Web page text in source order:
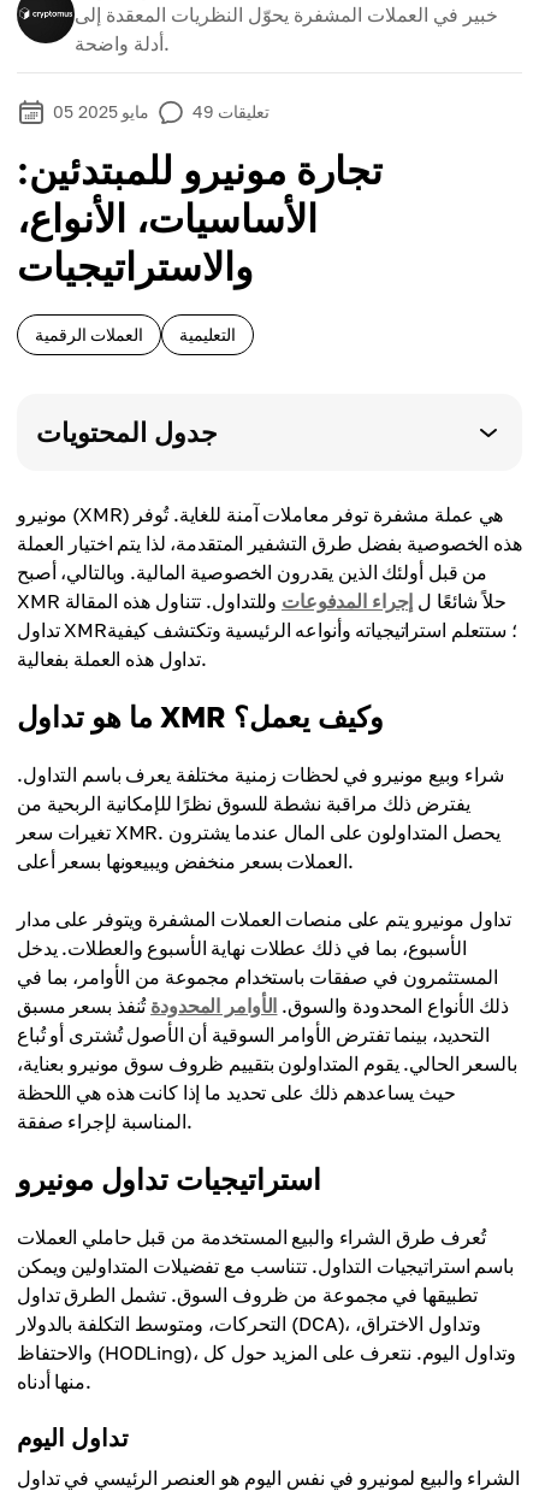
خبير في العملات المشفرة يحوّل النظريات المعقدة إلى
أدلة واضحة.
05 مايو 2025 49 تعليقات
تجارة مونيرو للمبتدئين:
الأساسيات، الأنواع،
والاستراتيجيات
العملات الرقمية التعليمية
جدول المحتويات
مونيرو (XMR) هي عملة مشفرة توفر معاملات آمنة للغاية. تُوفر
هذه الخصوصية بفضل طرق التشفير المتقدمة، لذا يتم اختيار العملة
من قبل أولئك الذين يقدرون الخصوصية المالية. وبالتالي، أصبح
XMR حلاً شائعًا ل إجراء المدفوعات وللتداول. تتناول هذه المقالة
تداول XMR؛ ستتعلم استراتيجياته وأنواعه الرئيسية وتكتشف كيفية
تداول هذه العملة بفعالية.
ما هو تداول XMR وكيف يعمل؟
شراء وبيع مونيرو في لحظات زمنية مختلفة يعرف باسم التداول.
يفترض ذلك مراقبة نشطة للسوق نظرًا للإمكانية الربحية من
تغيرات سعر XMR. يحصل المتداولون على المال عندما يشترون
العملات بسعر منخفض ويبيعونها بسعر أعلى.
تداول مونيرو يتم على منصات العملات المشفرة ويتوفر على مدار
الأسبوع، بما في ذلك عطلات نهاية الأسبوع والعطلات. يدخل
المستثمرون في صفقات باستخدام مجموعة من الأوامر، بما في
ذلك الأنواع المحدودة والسوق. الأوامر المحدودة تُنفذ بسعر مسبق
التحديد، بينما تفترض الأوامر السوقية أن الأصول تُشترى أو تُباع
بالسعر الحالي. يقوم المتداولون بتقييم ظروف سوق مونيرو بعناية،
حيث يساعدهم ذلك على تحديد ما إذا كانت هذه هي اللحظة
المناسبة لإجراء صفقة.
استراتيجيات تداول مونيرو
تُعرف طرق الشراء والبيع المستخدمة من قبل حاملي العملات
باسم استراتيجيات التداول. تتناسب مع تفضيلات المتداولين ويمكن
تطبيقها في مجموعة من ظروف السوق. تشمل الطرق تداول
التحركات، ومتوسط التكلفة بالدولار (DCA)، وتداول الاختراق،
والاحتفاظ (HODLing)، وتداول اليوم. نتعرف على المزيد حول كل
منها أدناه.
تداول اليوم
الشراء والبيع لمونيرو في نفس اليوم هو العنصر الرئيسي في تداول